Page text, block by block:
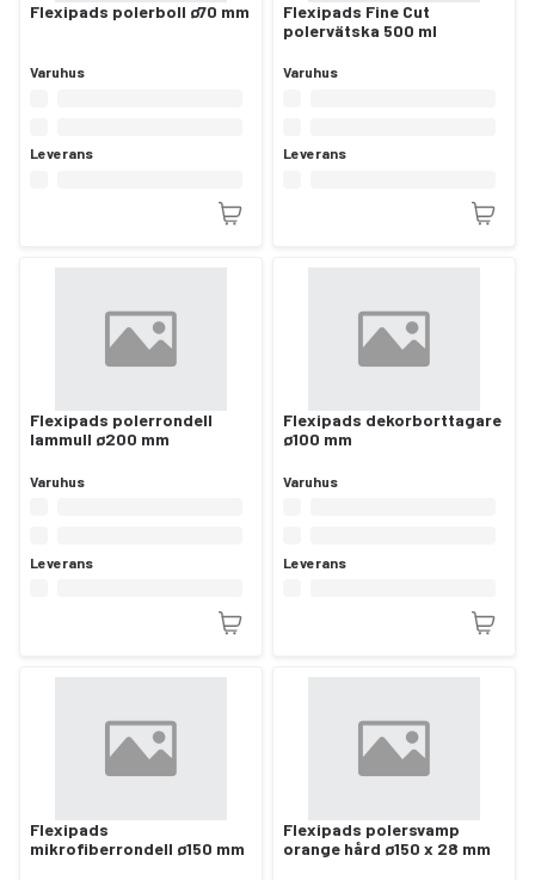
Flexipads polerboll ø70 mm
Varuhus
Leverans
Flexipads Fine Cut
polervätska 500 ml
Varuhus
Leverans
Flexipads polerrondell
lammull ø200 mm
Varuhus
Leverans
Flexipads dekorborttagare
ø100 mm
Varuhus
Leverans
Flexipads
mikrofiberrondell ø150 mm
Flexipads polersvamp
orange hård ø150 x 28 mm